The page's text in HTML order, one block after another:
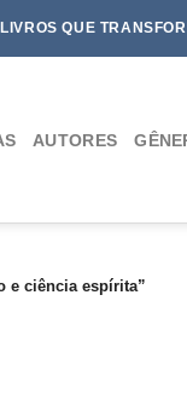
QUE
AUTORES
e ciência espírita”